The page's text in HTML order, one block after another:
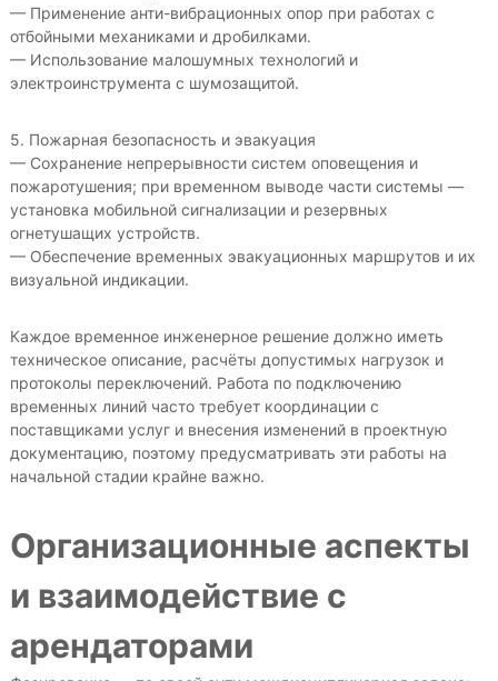
— Применение анти-вибрационных опор при работах с
отбойными механиками и дробилками.
— Использование малошумных технологий и
электроинструмента с шумозащитой.
5. Пожарная безопасность и эвакуация
— Сохранение непрерывности систем оповещения и
пожаротушения; при временном выводе части системы —
установка мобильной сигнализации и резервных
огнетушащих устройств.
— Обеспечение временных эвакуационных маршрутов и их
визуальной индикации.
Каждое временное инженерное решение должно иметь
техническое описание, расчёты допустимых нагрузок и
протоколы переключений. Работа по подключению
временных линий часто требует координации с
поставщиками услуг и внесения изменений в проектную
документацию, поэтому предусматривать эти работы на
начальной стадии крайне важно.
Организационные аспекты
и взаимодействие с
арендаторами